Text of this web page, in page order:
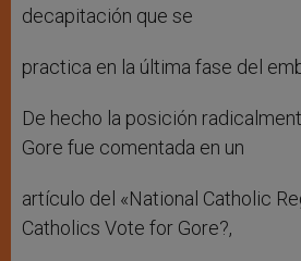
decapitación que se
practica en la última fase del
De hecho la posición
Gore fue comentada en un
artículo del «National Catholic
Catholics Vote for Gore?,